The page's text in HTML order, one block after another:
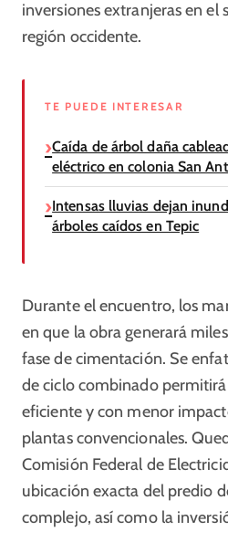
inversiones extranjeras en el
región occidente.
TE PUEDE INTERESAR
Caída de árbol daña
eléctrico en colonia San
Intensas lluvias dejan
árboles caídos en Tepic
Durante el encuentro, los
en que la obra generará
fase de cimentación. Se
de ciclo combinado
eficiente y con menor
plantas convencionales.
Comisión Federal de
ubicación exacta del predio
complejo, así como la